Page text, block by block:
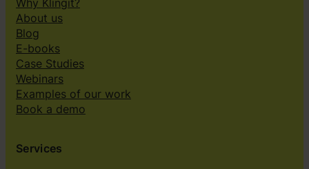
About us
Blog
E-books
Case Studies
Webinars
Examples of our work
Book a demo
Services